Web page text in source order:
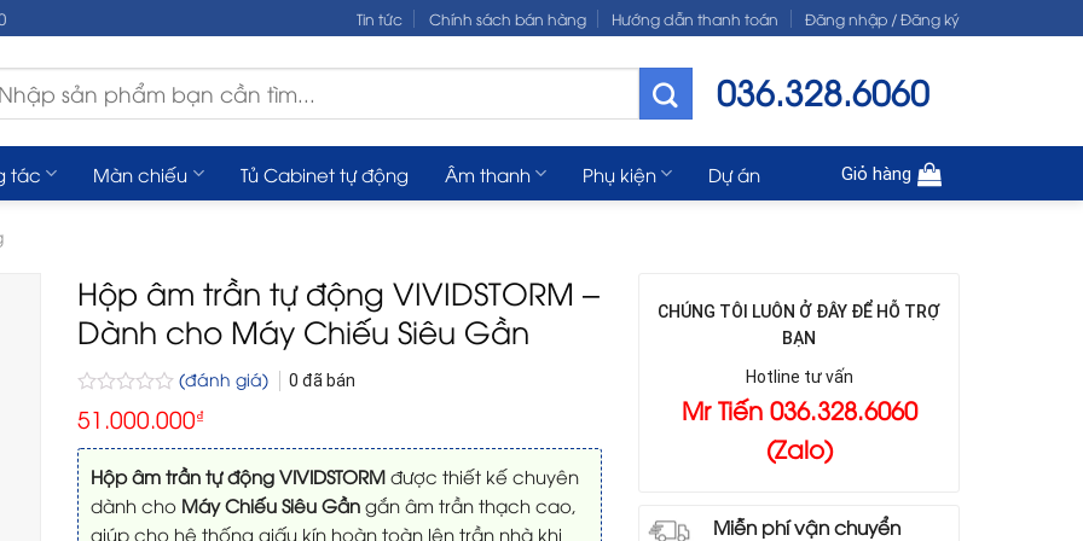
Tin tức Chính sách bán hàng Hướng dẫn thanh toán Đăng nhập / Đăng ký
036.328.6060
tác Màn chiếu Tủ Cabinet tự động Âm thanh Phụ kiện Dự án Giỏ hàng
Hộp âm trần tự động VIVIDSTORM –
Dành cho Máy Chiếu Siêu Gần
Được
xếp
hạng
0
5
sao
(đánh giá) 0 đã bán
51.000.000₫
Hộp âm trần tự động VIVIDSTORMđược thiết kế chuyên
dành cho Máy Chiếu Siêu Gầngắn âm trần thạch cao,
giúp cho hệ thống giấu kín hoàn toàn lên trần nhà khi
CHÚNG TÔI LUÔN Ở ĐÂY ĐỂ HỖ TRỢ
BẠN
Hotline tư vấn
Mr Tiến 036.328.6060
(Zalo)
Miễn phí vận chuyển